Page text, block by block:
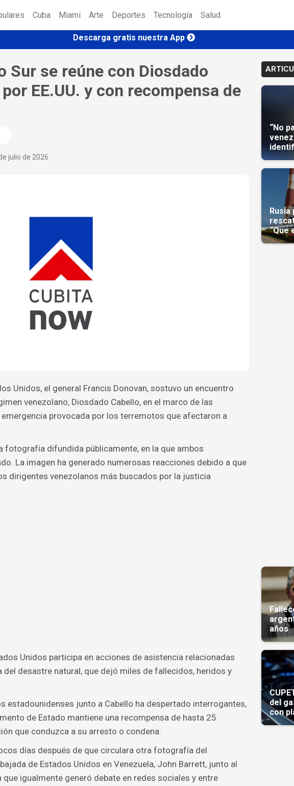
Cuba Miami Arte Deportes Tecnología Salud
Descarga gratis nuestra App
Sur se reúne con Diosdado
EE.UU. y con recompensa de
julio de 2026
Unidos, el general Francis Donovan, sostuvo un encuentro
venezolano, Diosdado Cabello, en el marco de las
provocada por los terremotos que afectaron a
fotografía difundida públicamente, en la que ambos
La imagen ha generado numerosas reacciones debido a que
dirigentes venezolanos más buscados por la justicia
Unidos participa en acciones de asistencia relacionadas
desastre natural, que dejó miles de fallecidos, heridos y
estadounidenses junto a Cabello ha despertado interrogantes,
de Estado mantiene una recompensa de hasta 25
que conduzca a su arresto o condena.
días después de que circulara otra fotografía del
de Estados Unidos en Venezuela, John Barrett, junto al
igualmente generó debate en redes sociales y entre
“No
días
“Que
años
del
con